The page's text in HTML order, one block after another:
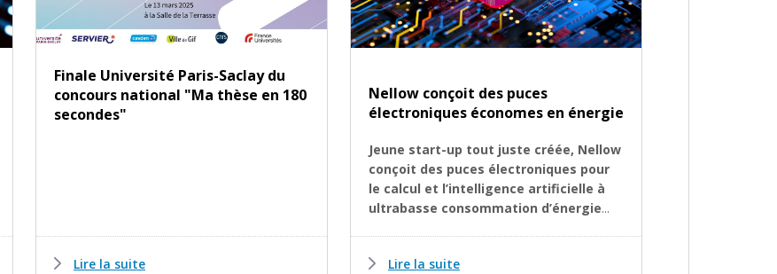
Finale Université Paris-Saclay du
concours national "Ma thèse en 180
secondes"
Lire la suite
Nellow conçoit des puces
électroniques économes en énergie
Jeune start-up tout juste créée, Nellow
conçoit des puces électroniques pour
le calcul et l’intelligence artificielle à
ultrabasse consommation d’énergie...
Lire la suite